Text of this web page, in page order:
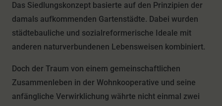
Das Siedlungskonzept basierte auf den Prinzipien der
damals aufkommenden Gartenstädte. Dabei wurden
städtebauliche und sozialreformerische Ideale mit
anderen naturverbundenen Lebensweisen kombiniert.
Doch der Traum von einem gemeinschaftlichen
Zusammenleben in der Wohnkooperative und seine
anfängliche Verwirklichung währte nicht einmal zwei